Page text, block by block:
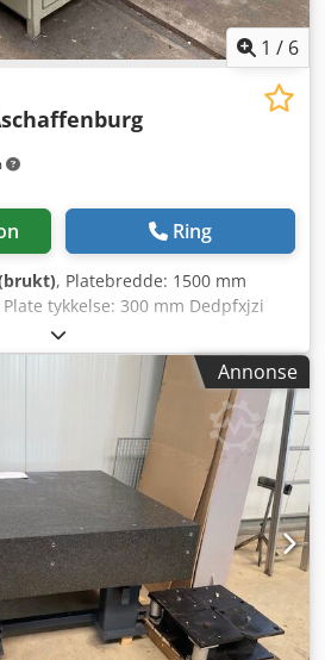
1 / 6
Ring
, Platebredde: 1500 mm
tykkelse: 300 mm Dedpfxjzi
på et underskap: 830 mm
Annonse